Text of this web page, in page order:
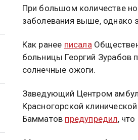
При большом количестве
заболевания выше, однако
Как ранее писала
больницы Георгий Зурабов
солнечные ожоги.
Заведующий Центром
Красногорской
Бамматов предупредил,